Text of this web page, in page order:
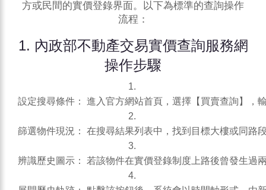
方或民間的實價登錄界面。以下為標準的查詢操作
流程：
1. 內政部不動產交易實價查詢服務網
操作步驟
設定搜尋條件： 進入官方網站首頁，選擇【買賣查詢】，
篩選物件現況： 在搜尋結果列表中，找到目標大樓或同路
辨識歷史圖示： 若該物件在實價登錄制度上路後曾發生過